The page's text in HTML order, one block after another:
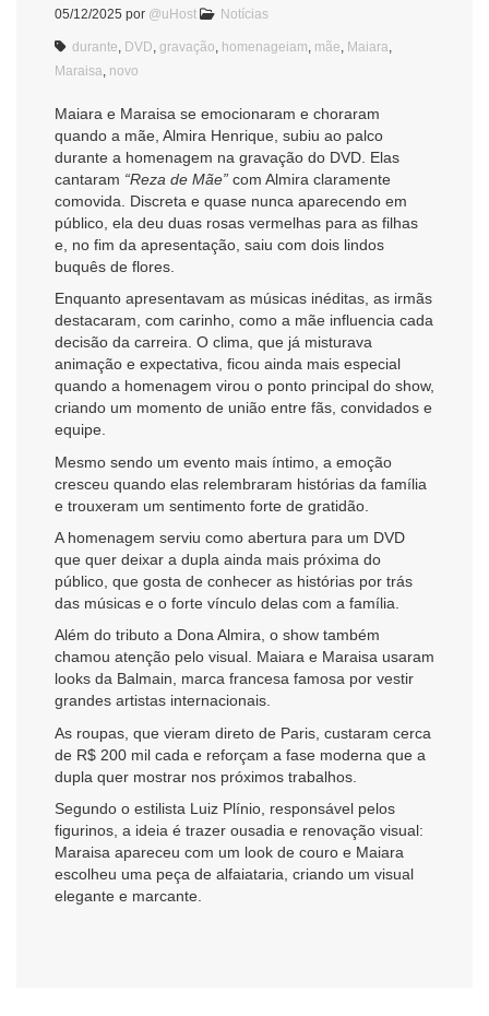
05/12/2025 por @uHost Notícias
durante DVD gravação homenageiam mãe Maiara
Maraisa novo
Maiara e Maraisa se emocionaram e choraram
quando a mãe, Almira Henrique, subiu ao palco
durante a homenagem na gravação do DVD. Elas
cantaram “Reza de Mãe” com Almira claramente
comovida. Discreta e quase nunca aparecendo em
público, ela deu duas rosas vermelhas para as filhas
e, no fim da apresentação, saiu com dois lindos
buquês de flores.
Enquanto apresentavam as músicas inéditas, as irmãs
destacaram, com carinho, como a mãe influencia cada
decisão da carreira. O clima, que já misturava
animação e expectativa, ficou ainda mais especial
quando a homenagem virou o ponto principal do show,
criando um momento de união entre fãs, convidados e
equipe.
Mesmo sendo um evento mais íntimo, a emoção
cresceu quando elas relembraram histórias da família
e trouxeram um sentimento forte de gratidão.
A homenagem serviu como abertura para um DVD
que quer deixar a dupla ainda mais próxima do
público, que gosta de conhecer as histórias por trás
das músicas e o forte vínculo delas com a família.
Além do tributo a Dona Almira, o show também
chamou atenção pelo visual. Maiara e Maraisa usaram
looks da Balmain, marca francesa famosa por vestir
grandes artistas internacionais.
As roupas, que vieram direto de Paris, custaram cerca
de R$ 200 mil cada e reforçam a fase moderna que a
dupla quer mostrar nos próximos trabalhos.
Segundo o estilista Luiz Plínio, responsável pelos
figurinos, a ideia é trazer ousadia e renovação visual:
Maraisa apareceu com um look de couro e Maiara
escolheu uma peça de alfaiataria, criando um visual
elegante e marcante.